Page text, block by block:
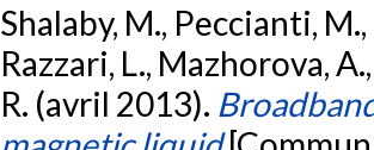
Shalaby, M., Peccianti,
Razzari, L., Mazhorova,
R. (avril 2013).